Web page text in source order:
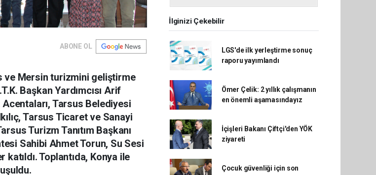
ABONE OL
ve Mersin turizmini geliştirme
Başkan Yardımcısı Arif
Tarsus Belediyesi
Tarsus Ticaret ve Sanayi
Turizm Tanıtım Başkanı
Sahibi Ahmet Torun, Su Sesi
Toplantıda, Konya ile
İlginizi Çekebilir
LGS'de ilk yerleştirme sonuç
raporu yayımlandı
Ömer Çelik: 2 yıllık çalışmanın
en önemli aşamasındayız
İçişleri Bakanı Çiftçi'den YÖK
ziyareti
Çocuk güvenliği için son